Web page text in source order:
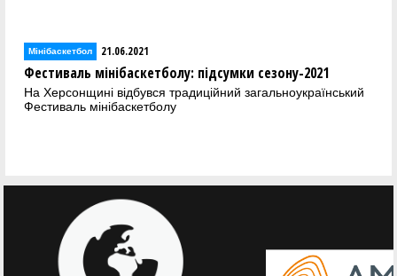
Мінібаскетбол
У Залізному Порту відбувся другий кемп для
баскетбольних суддів
Молоді арбітри брали участь у Фестивалі